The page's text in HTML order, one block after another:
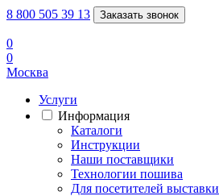
8 800 505 39 13 Заказать звонок
0
0
Москва
Услуги
Информация
Каталоги
Инструкции
Наши поставщики
Технологии пошива
Для посетителей выставки